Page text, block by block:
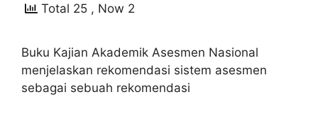
Total 25 , Now 2
Buku Kajian Akademik Asesmen Nasional
menjelaskan rekomendasi sistem asesmen
sebagai sebuah rekomendasi